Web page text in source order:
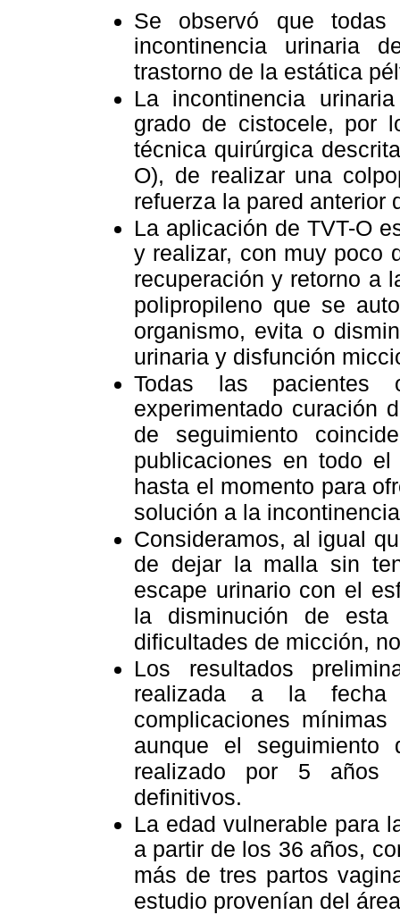
Se observó que
incontinencia urinaria
trastorno de la estática
La incontinencia
grado de cistocele, por
técnica quirúrgica
O), de realizar una
refuerza la pared anterior
La aplicación de TVT-O
y realizar, con muy poco
recuperación y retorno a
polipropileno que se
organismo, evita o
urinaria y disfunción
Todas las pacientes
experimentado curación
de seguimiento
publicaciones en todo
hasta el momento para
solución a la
Consideramos, al igual
de dejar la malla sin
escape urinario con el
la disminución de
dificultades de micción,
Los resultados
realizada a la
complicaciones
aunque el
realizado por 5 años
definitivos.
La edad vulnerable para
a partir de los 36 años,
más de tres partos
estudio provenían del